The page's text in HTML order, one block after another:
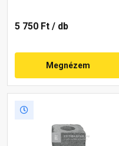
5 750 Ft / db
Megnézem